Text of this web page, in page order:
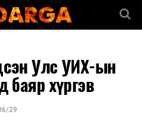
Улс УИХ-ын
баяр хүргэв
29